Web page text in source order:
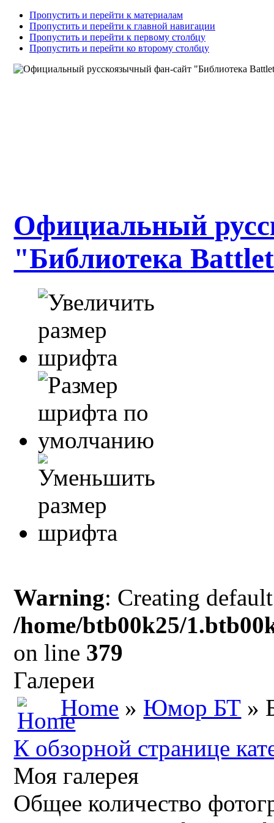
Пропустить и перейти к материалам
Пропустить и перейти к главной навигации
Пропустить и перейти к первому столбцу
Пропустить и перейти ко второму столбцу
Официальный
"Библиотека
Warning: Creating
/home/btb00k25/
on line 379
Галереи
Home » Юмор БТ »
К обзорной странице
Моя галерея
Общее количество